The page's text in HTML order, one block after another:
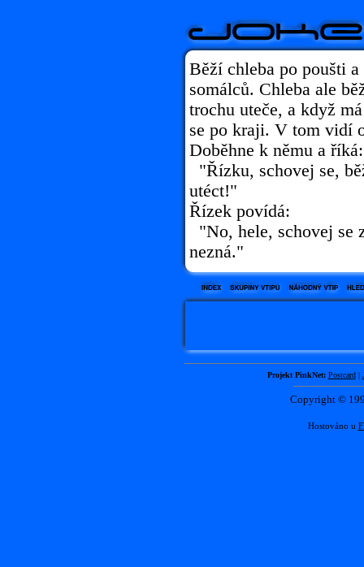
Běží chleba po poušti
somálců. Chleba ale
trochu uteče, a když
se po kraji. V tom vidí
Doběhne k němu a říká:
"Řízku, schovej se,
utéct!"
Řízek povídá:
"No, hele, schovej se
nezná."
Projekt PinkNet: Postcard|
Copyright ©
Hostováno u